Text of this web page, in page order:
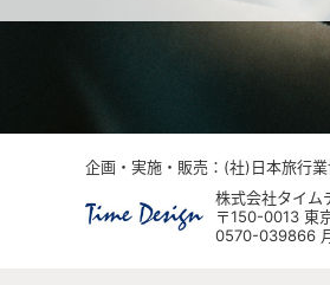
企画・実施・販売：(社)日本旅行
株式会社タイム
〒150-0013 東
0570-039866